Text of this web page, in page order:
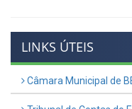
LINKS ÚTEIS
Câmara Municipal de